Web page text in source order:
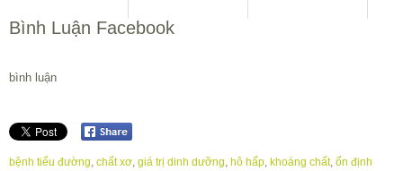
Bình Luận Facebook
bình luận
bệnh tiểu đường, chất xơ, giá trị dinh dưỡng, hô hấp, khoáng chất, ổn định